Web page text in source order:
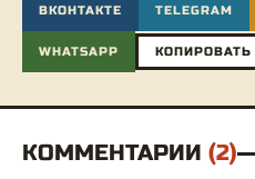
ВКОНТАКТЕ TELEGRAM
WHATSAPP
КОММЕНТАРИИ (2)